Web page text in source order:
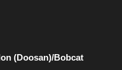
(Doosan)/Bobcat